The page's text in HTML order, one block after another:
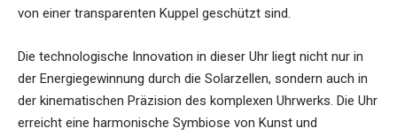
von einer transparenten Kuppel geschützt sind.
Die technologische Innovation in dieser Uhr liegt nicht nur in
der Energiegewinnung durch die Solarzellen, sondern auch in
der kinematischen Präzision des komplexen Uhrwerks. Die Uhr
erreicht eine harmonische Symbiose von Kunst und